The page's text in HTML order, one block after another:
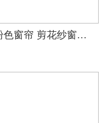
淡粉色窗帘 剪花纱窗帘窗纱 卧室客厅阳台飘窗黄粉色白色纱帘成品纱布 烂花纱白底纱紫色大荷花 1片宽5*高2.7米打孔加工银圈